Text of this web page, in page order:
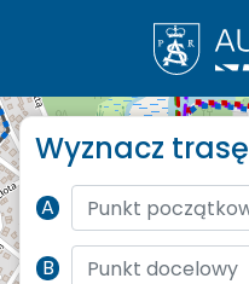
4
Wyznacz trasę
A
B